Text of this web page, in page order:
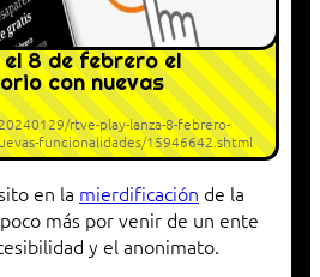
el 8 de febrero el
con nuevas
rtve-play-lanza-8-febrero-
funcionalidades/15946642.shtml
en la mierdificación de la
más por venir de un ente
y el anonimato.